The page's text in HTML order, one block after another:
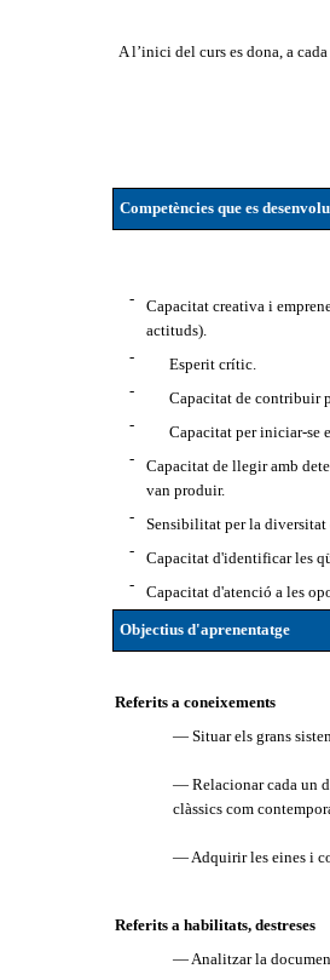
A l’inici del curs es dona, a
Competències que es
-
Capacitat creativa i
actituds).
-
Esperit crític.
-
Capacitat de contribuir
-
Capacitat per iniciar-se
-
Capacitat de llegir amb
van produir.
-
Sensibilitat per la diversitat
-
Capacitat d'identificar les
-
Capacitat d'atenció a les
Objectius d'aprenentatge
Referits a coneixements
— Situar els grans
— Relacionar cada un
clàssics com
— Adquirir les eines i
Referits a habilitats, destreses
— Analitzar la